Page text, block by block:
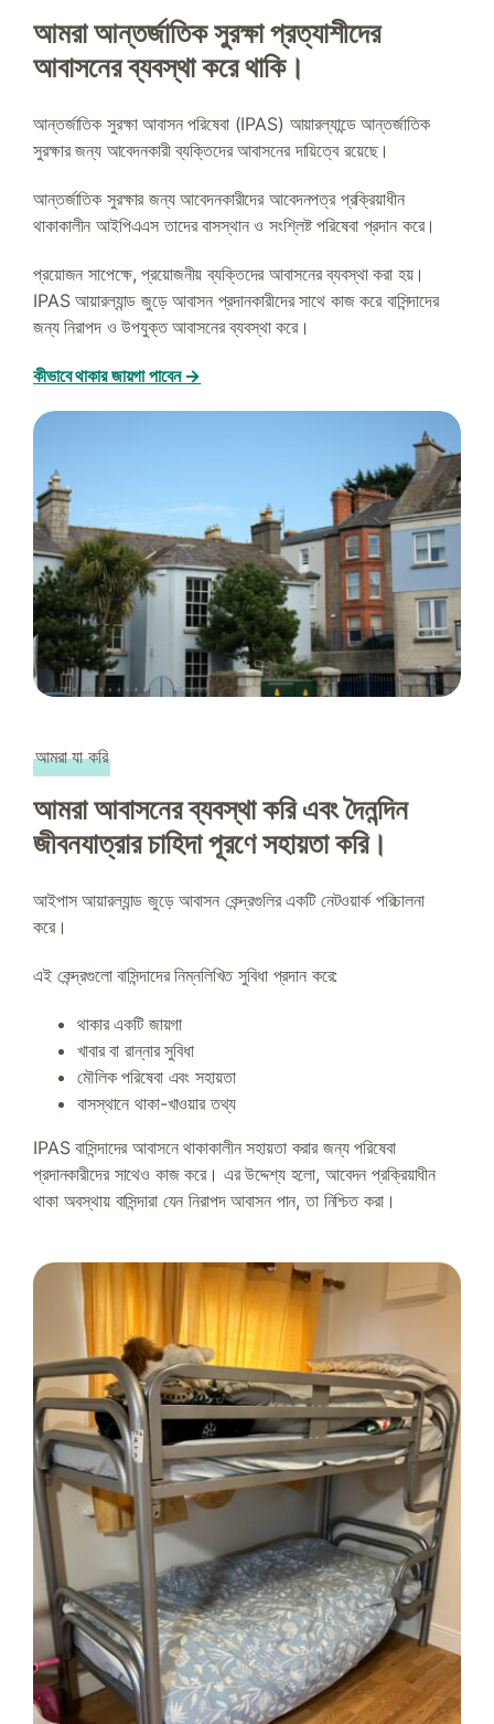
আমরা আন্তর্জাতিক সুরক্ষা প্রত্যাশীদের
আবাসনের ব্যবস্থা করে থাকি।
আন্তর্জাতিক সুরক্ষা আবাসন পরিষেবা (IPAS) আয়ারল্যান্ডে আন্তর্জাতিক
সুরক্ষার জন্য আবেদনকারী ব্যক্তিদের আবাসনের দায়িত্বে রয়েছে।
আন্তর্জাতিক সুরক্ষার জন্য আবেদনকারীদের আবেদনপত্র প্রক্রিয়াধীন
থাকাকালীন আইপিএএস তাদের বাসস্থান ও সংশ্লিষ্ট পরিষেবা প্রদান করে।
প্রয়োজন সাপেক্ষে, প্রয়োজনীয় ব্যক্তিদের আবাসনের ব্যবস্থা করা হয়।
IPAS আয়ারল্যান্ড জুড়ে আবাসন প্রদানকারীদের সাথে কাজ করে বাসিন্দাদের
জন্য নিরাপদ ও উপযুক্ত আবাসনের ব্যবস্থা করে।
কীভাবে থাকার জায়গা পাবেন →
আমরা যা করি
আমরা আবাসনের ব্যবস্থা করি এবং দৈনন্দিন
জীবনযাত্রার চাহিদা পূরণে সহায়তা করি।
আইপাস আয়ারল্যান্ড জুড়ে আবাসন কেন্দ্রগুলির একটি নেটওয়ার্ক পরিচালনা
করে।
এই কেন্দ্রগুলো বাসিন্দাদের নিম্নলিখিত সুবিধা প্রদান করে:
থাকার একটি জায়গা
খাবার বা রান্নার সুবিধা
মৌলিক পরিষেবা এবং সহায়তা
বাসস্থানে থাকা-খাওয়ার তথ্য
IPAS বাসিন্দাদের আবাসনে থাকাকালীন সহায়তা করার জন্য পরিষেবা
প্রদানকারীদের সাথেও কাজ করে। এর উদ্দেশ্য হলো, আবেদন প্রক্রিয়াধীন
থাকা অবস্থায় বাসিন্দারা যেন নিরাপদ আবাসন পান, তা নিশ্চিত করা।